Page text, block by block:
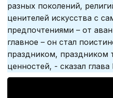
разных поколений,
ценителей искусства с
предпочтениями – от
главное – он стал
праздником, праздником
ценностей, - сказал глава